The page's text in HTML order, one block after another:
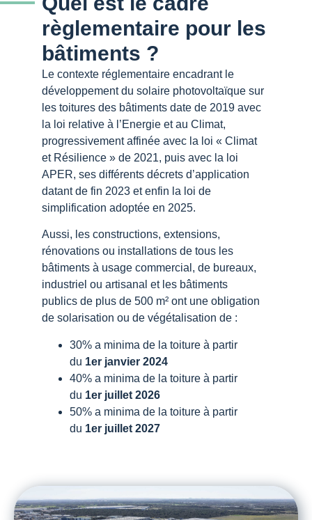
règlementaire pour les
bâtiments ?
Le contexte réglementaire encadrant le
développement du solaire photovoltaïque sur
les toitures des bâtiments date de 2019 avec
la loi relative à l’Energie et au Climat,
progressivement affinée avec la loi « Climat
et Résilience » de 2021, puis avec la loi
APER, ses différents décrets d’application
datant de fin 2023 et enfin la loi de
simplification adoptée en 2025.
Aussi, les constructions, extensions,
rénovations ou installations de tous les
bâtiments à usage commercial, de bureaux,
industriel ou artisanal et les bâtiments
publics de plus de 500 m² ont une obligation
de solarisation ou de végétalisation de :
30% a minima de la toiture à partir
du 1er janvier 2024
40% a minima de la toiture à partir
du 1er juillet 2026
50% a minima de la toiture à partir
du 1er juillet 2027